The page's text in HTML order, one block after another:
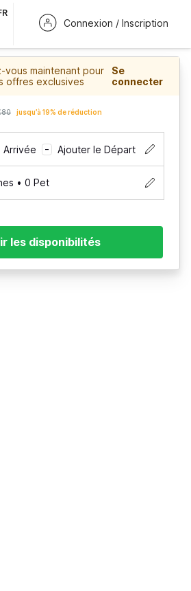
Connexion / Inscription
vous maintenant pour
offres exclusives
Se
connecter
jusqu’à 19% de réduction
Arrivée – Ajouter le Départ
• 0 Pet
les disponibilités